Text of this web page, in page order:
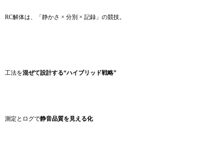
RC解体は、「静かさ × 分別 × 記録」の競技。
工法を混ぜて設計する“ハイブリッド戦略”
測定とログで静音品質を見える化